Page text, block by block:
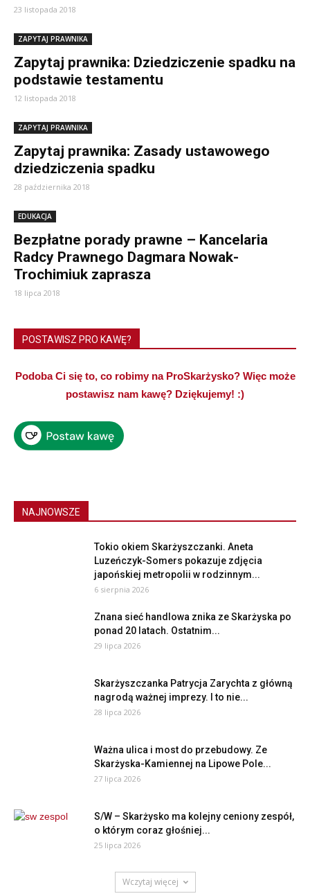
23 listopada 2018
ZAPYTAJ PRAWNIKA
Zapytaj prawnika: Dziedziczenie spadku na
podstawie testamentu
12 listopada 2018
ZAPYTAJ PRAWNIKA
Zapytaj prawnika: Zasady ustawowego
dziedziczenia spadku
28 października 2018
EDUKACJA
Bezpłatne porady prawne – Kancelaria
Radcy Prawnego Dagmara Nowak-
Trochimiuk zaprasza
18 lipca 2018
POSTAWISZ PRO KAWĘ?
Podoba Ci się to, co robimy na ProSkarżysko? Więc może
postawisz nam kawę? Dziękujemy! :)
NAJNOWSZE
Tokio okiem Skarżyszczanki. Aneta
Luzeńczyk-Somers pokazuje zdjęcia
japońskiej metropolii w rodzinnym...
6 sierpnia 2026
Znana sieć handlowa znika ze Skarżyska po
ponad 20 latach. Ostatnim...
29 lipca 2026
Skarżyszczanka Patrycja Zarychta z główną
nagrodą ważnej imprezy. I to nie...
28 lipca 2026
Ważna ulica i most do przebudowy. Ze
Skarżyska-Kamiennej na Lipowe Pole...
27 lipca 2026
S/W – Skarżysko ma kolejny ceniony zespół,
o którym coraz głośniej...
25 lipca 2026
Wczytaj więcej